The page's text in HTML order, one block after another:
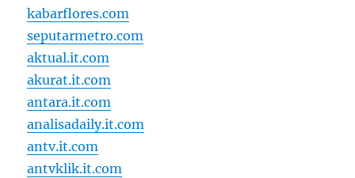
kabarflores.com
seputarmetro.com
aktual.it.com
akurat.it.com
antara.it.com
analisadaily.it.com
antv.it.com
antvklik.it.com